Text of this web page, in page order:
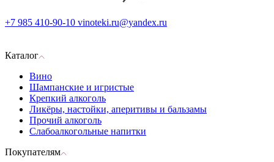
+7 985 410-90-10 vinoteki.ru@yandex.ru
Каталог
Вино
Шампанские и игристые
Крепкий алкоголь
Ликёры, настойки, аперитивы и бальзамы
Прочий алкоголь
Слабоалкогольные напитки
Покупателям